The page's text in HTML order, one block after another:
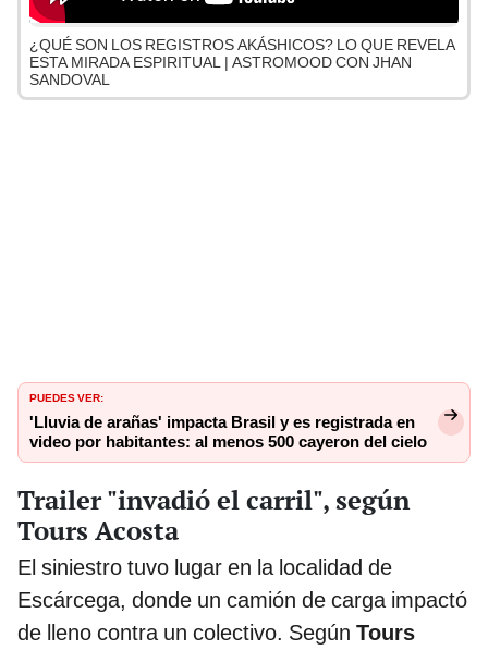
¿QUÉ SON LOS REGISTROS AKÁSHICOS? LO QUE REVELA
ESTA MIRADA ESPIRITUAL | ASTROMOOD CON JHAN
SANDOVAL
PUEDES VER:
'Lluvia de arañas' impacta Brasil y es registrada en
video por habitantes: al menos 500 cayeron del cielo
Trailer "invadió el carril", según
Tours Acosta
El siniestro tuvo lugar en la localidad de
Escárcega, donde un camión de carga impactó
de lleno contra un colectivo. Según Tours